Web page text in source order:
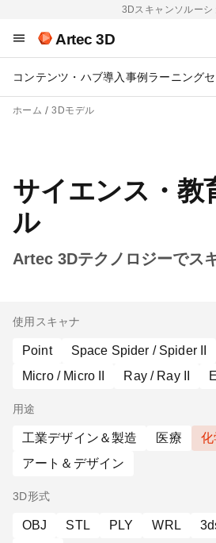
3Dスキャンソルーシ
Artec 3D
コンテンツ・ハブ導入事例 ラーニング
ホーム 3Dモデル
サイエンス・教
ル
Artec 3Dテクノロジーでス
使用スキャナ
Point Space Spider / Spider II
Micro / Micro II
Ray / Ray II
用途
工業デザイン＆製造 医療
化
アート＆デザイン
3D形式
OBJ STL PLY WRL